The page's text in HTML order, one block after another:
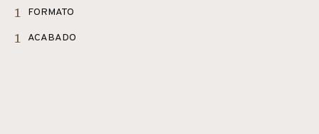
1 FORMATO
1 ACABADO